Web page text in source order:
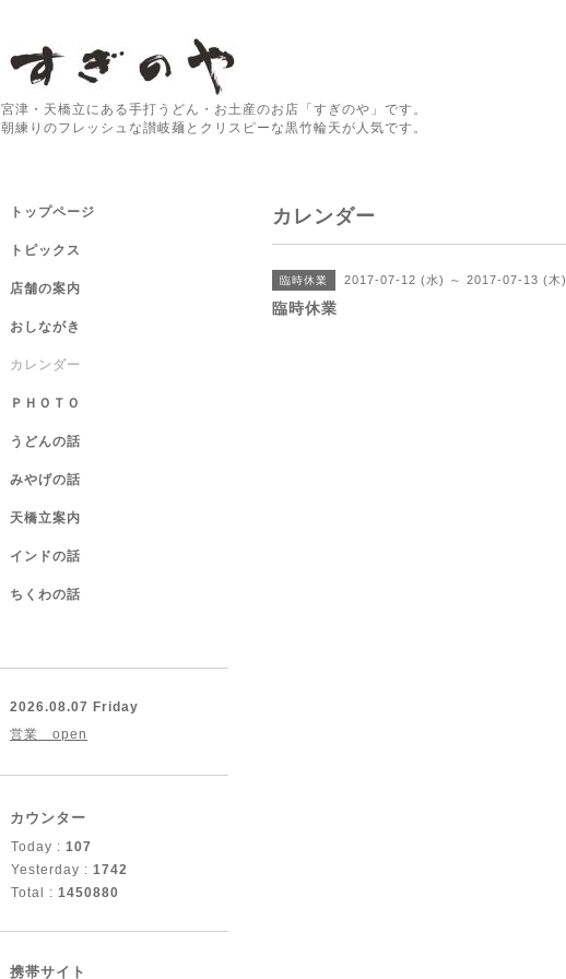
宮津・天橋立にある手打うどん・お土産のお店「すぎのや」です。
朝練りのフレッシュな讃岐麺とクリスピーな黒竹輪天が人気です。
カレンダー
臨時休業 2017-07-12 (水) ～ 2017-07-13 (木)
臨時休業
トップページ
トピックス
店舗の案内
おしながき
カレンダー
ＰＨＯＴＯ
うどんの話
みやげの話
天橋立案内
インドの話
ちくわの話
2026.08.07 Friday
営業 open
カウンター
Today : 107
Yesterday : 1742
Total : 1450880
携帯サイト